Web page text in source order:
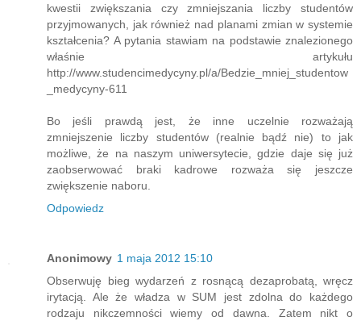
kwestii zwiększania czy zmniejszania liczby studentów
przyjmowanych, jak również nad planami zmian w systemie
kształcenia? A pytania stawiam na podstawie znalezionego
właśnie artykułu
http://www.studencimedycyny.pl/a/Bedzie_mniej_studentow
_medycyny-611
Bo jeśli prawdą jest, że inne uczelnie rozważają
zmniejszenie liczby studentów (realnie bądź nie) to jak
możliwe, że na naszym uniwersytecie, gdzie daje się już
zaobserwować braki kadrowe rozważa się jeszcze
zwiększenie naboru.
Odpowiedz
Anonimowy 1 maja 2012 15:10
Obserwuję bieg wydarzeń z rosnącą dezaprobatą, wręcz
irytacją. Ale że władza w SUM jest zdolna do każdego
rodzaju nikczemności wiemy od dawna. Zatem nikt o